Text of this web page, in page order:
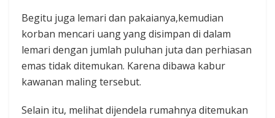
Begitu juga lemari dan pakaianya,kemudian
korban mencari uang yang disimpan di dalam
lemari dengan jumlah puluhan juta dan perhiasan
emas tidak ditemukan. Karena dibawa kabur
kawanan maling tersebut.
Selain itu, melihat dijendela rumahnya ditemukan